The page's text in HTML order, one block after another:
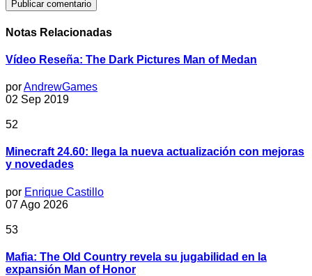
Notas Relacionadas
Vídeo Reseña: The Dark Pictures Man of Medan
porAndrewGames
02 Sep 2019
52
Minecraft 24.60: llega la nueva actualización con mejoras
y novedades
por Enrique Castillo
07 Ago 2026
53
Mafia: The Old Country revela su jugabilidad en la
expansión Man of Honor